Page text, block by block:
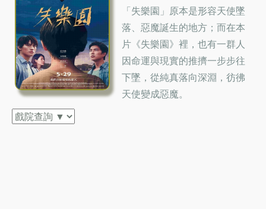
「失樂園」原本是形容天使墜
落、惡魔誕生的地方；而在本
片《失樂園》裡，也有一群人
因命運與現實的推擠一步步往
下墜，從純真落向深淵，彷彿
天使變成惡魔。